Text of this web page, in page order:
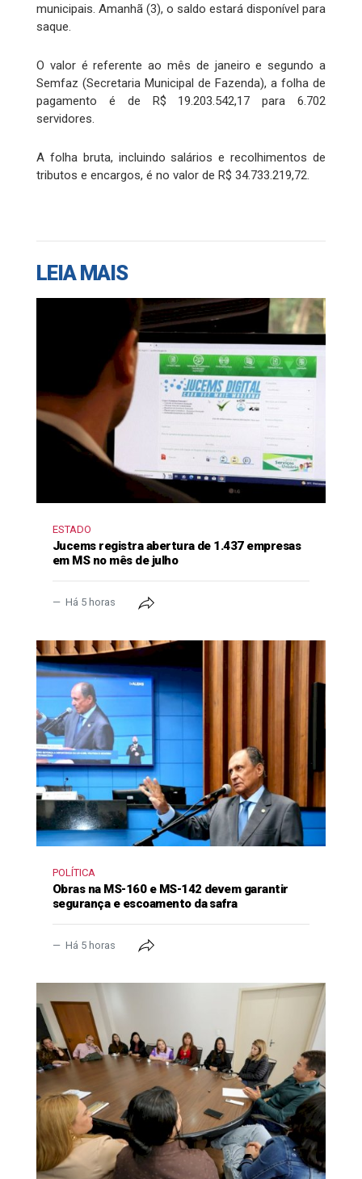
municipais. Amanhã (3), o saldo estará disponível para
saque.
O valor é referente ao mês de janeiro e segundo a
Semfaz (Secretaria Municipal de Fazenda), a folha de
pagamento é de R$ 19.203.542,17 para 6.702
servidores.
A folha bruta, incluindo salários e recolhimentos de
tributos e encargos, é no valor de R$ 34.733.219,72.
LEIA MAIS
ESTADO
Jucems registra abertura de 1.437 empresas
em MS no mês de julho
Há 5 horas
POLÍTICA
Obras na MS-160 e MS-142 devem garantir
segurança e escoamento da safra
Há 5 horas